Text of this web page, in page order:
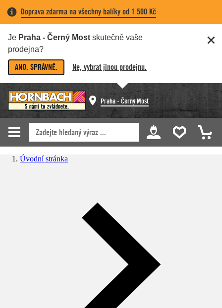
Doprava zdarma na všechny balíky od 1 500 Kč
Je Praha - Černý Most skutečně vaše
prodejna?
ANO, SPRÁVNĚ. Ne, vybrat jinou prodejnu.
Praha - Černý Most
Úvodní stránka